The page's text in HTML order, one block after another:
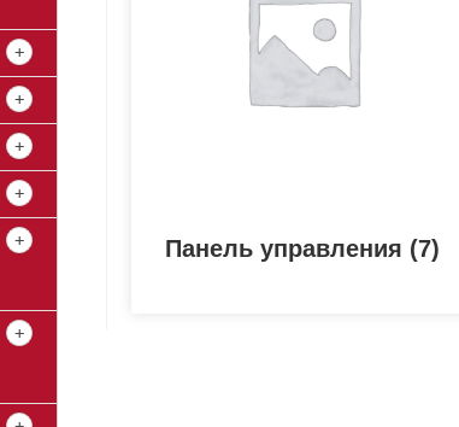
Панель управления (7)